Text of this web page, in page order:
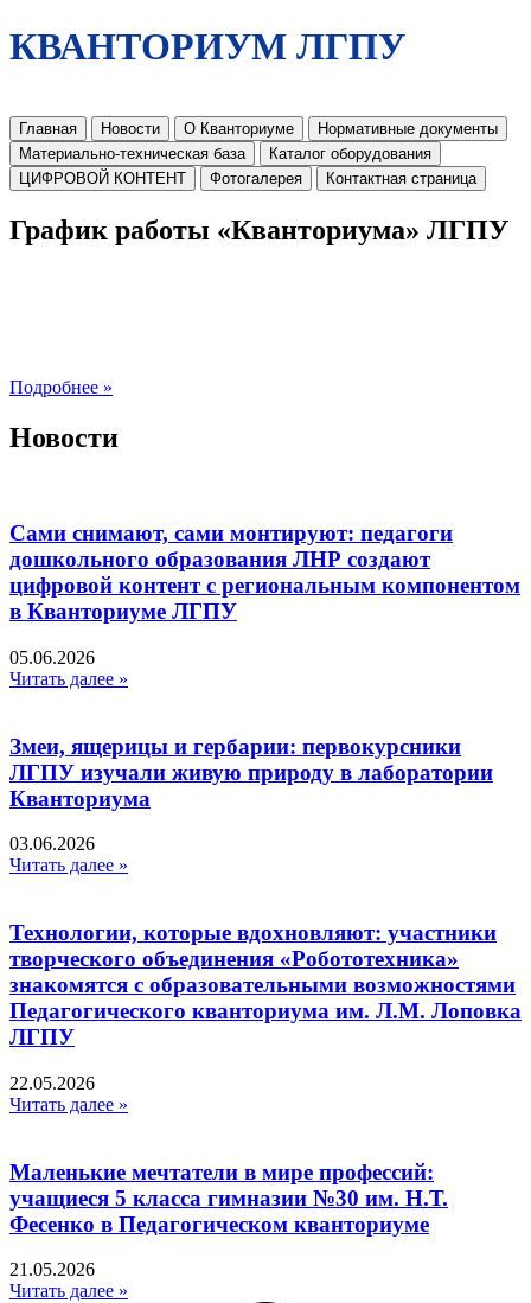
КВАНТОРИУМ ЛГПУ
Главная Новости О Кванториуме
Нормативные документы
Материально-техническая база
Каталог оборудования
ЦИФРОВОЙ КОНТЕНТ
Фотогалерея Контактная страница
График работы «Кванториума» ЛГПУ
Подробнее »
Новости
Сами снимают, сами монтируют: педагоги
дошкольного образования ЛНР создают
цифровой контент с региональным компонентом
в Кванториуме ЛГПУ​
05.06.2026
Читать далее »
Змеи, ящерицы и гербарии: первокурсники
ЛГПУ изучали живую природу в лаборатории
Кванториума
03.06.2026
Читать далее »
Технологии, которые вдохновляют: участники
творческого объединения «Робототехника»
знакомятся с образовательными возможностями
Педагогического кванториума им. Л.М. Лоповка
ЛГПУ
22.05.2026
Читать далее »
Маленькие мечтатели в мире профессий:
учащиеся 5 класса гимназии №30 им. Н.Т.
Фесенко в Педагогическом кванториуме
21.05.2026
Читать далее »